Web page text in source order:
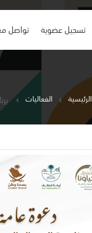
تسجيل عضوية تواصل
الرئيسية الفعاليات